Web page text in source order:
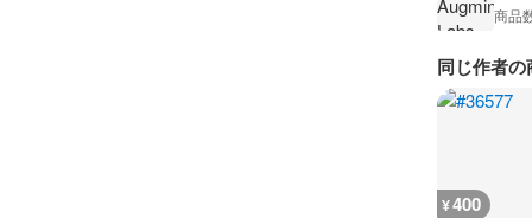
商品
同じ作者の
¥400